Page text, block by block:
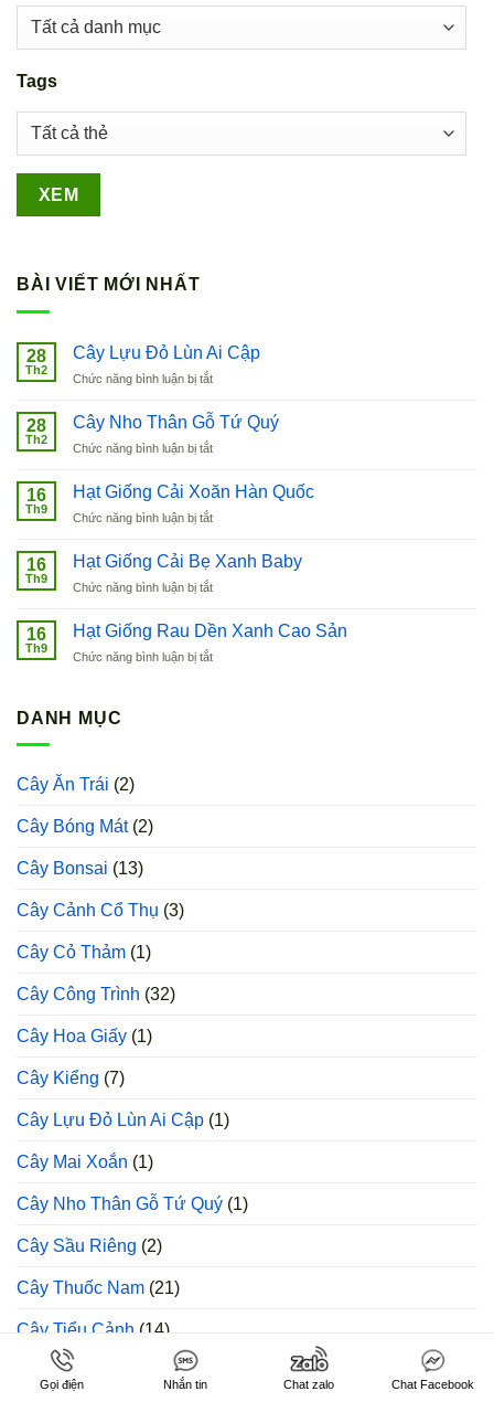
Tags
BÀI VIẾT MỚI NHẤT
28
Th2
Cây Lựu Đỏ Lùn Ai Cập
Chức năng bình luận bị tắtở
Lựu
Lùn
Cập
28
Th2
Cây Nho Thân Gỗ Tứ Quý
Chức năng bình luận bị tắtở
Nho
Gỗ
Quý
16
Th9
Hạt Giống Cải Xoăn Hàn Quốc
Chức năng bình luận bị tắtở
Giống
Xoăn
Quốc
16
Th9
Hạt Giống Cải Bẹ Xanh Baby
Chức năng bình luận bị tắtở
Giống
Bẹ
16
Th9
Hạt Giống Rau Dền Xanh Cao Sản
Chức năng bình luận bị tắtở
DANH MỤC
Cây Ăn Trái (2)
Cây Bóng Mát(2)
Cây Bonsai (13)
Cây Cảnh Cổ Thụ (3)
Cây Cỏ Thảm (1)
Cây Công Trình (32)
Cây Hoa Giấy (1)
Cây Kiểng (7)
Cây Lựu Đỏ Lùn Ai Cập (1)
Cây Mai Xoắn (1)
Cây Nho Thân Gỗ Tứ Quý (1)
Cây Sầu Riêng (2)
Cây Thuốc Nam (21)
Cây Tiểu Cảnh (14)
Cây Tốt tuyển dụng (3)
Gọi điện Nhắn tin Chat zalo Chat Facebook